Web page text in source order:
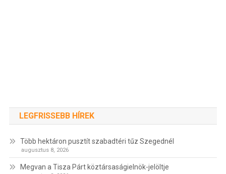
LEGFRISSEBB HÍREK
Több hektáron pusztít szabadtéri tűz Szegednél
augusztus 8, 2026
Megvan a Tisza Párt köztársaságielnök-jelöltje